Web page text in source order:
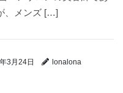
、メンズ […]
3月24日 lonalona